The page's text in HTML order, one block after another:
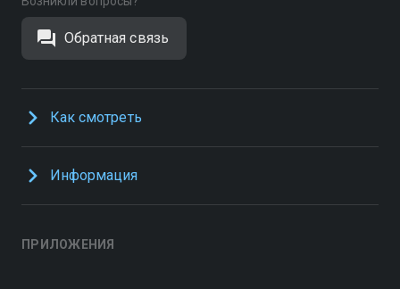
Обратная связь
Как смотреть
Информация
ПРИЛОЖЕНИЯ